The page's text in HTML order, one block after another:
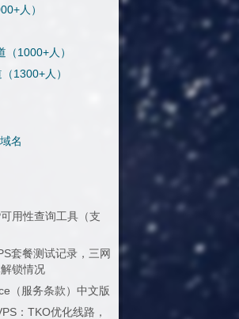
人）
1000+人）
1300+人）
名
用性查询工具（支
套餐测试记录，三网
锁情况
（服务条款）中文版
：TKO优化线路，